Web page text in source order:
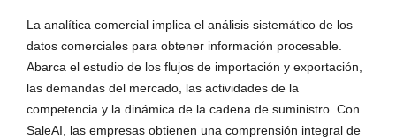
La analítica comercial implica el análisis sistemático de los
datos comerciales para obtener información procesable.
Abarca el estudio de los flujos de importación y exportación,
las demandas del mercado, las actividades de la
competencia y la dinámica de la cadena de suministro. Con
SaleAI, las empresas obtienen una comprensión integral de